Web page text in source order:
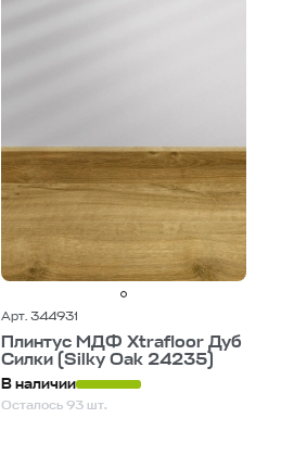
Арт. 344931
Плинтус МДФ Xtrafloor Дуб
Силки (Silky Oak 24235)
В наличии
Осталось 93 шт.